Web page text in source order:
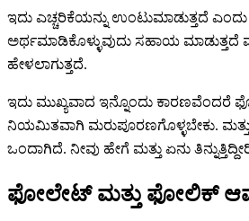
ಇದು ಎಚ್ಚರಿಕೆಯನ್ನು ಉಂಟುಮಾಡುತ್ತದೆ
ಅರ್ಥಮಾಡಿಕೊಳ್ಳುವುದು ಸಹಾಯ ಮಾಡುತ್ತದೆ
ಹೇಳಲಾಗುತ್ತದೆ.
ಇದು ಮುಖ್ಯವಾದ ಇನ್ನೊಂದು ಕಾರಣವೆಂದರೆ
ನಿಯಮಿತವಾಗಿ ಮರುಪೂರಣಗೊಳ್ಳಬೇಕು.
ಒಂದಾಗಿದೆ. ನೀವು ಹೇಗೆ ಮತ್ತು ಏನು
ಫೋಲೇಟ್ ಮತ್ತು ಫೋಲಿಕ್